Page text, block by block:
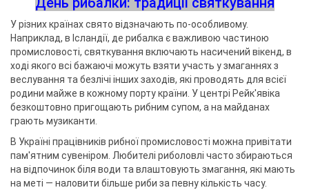
У різних країнах свято відзначають по-особливому.
Наприклад, в Ісландії, де рибалка є важливою частиною
промисловості, святкування включають насичений вікенд, в
ході якого всі бажаючі можуть взяти участь у змаганнях з
веслування та безлічі інших заходів, які проводять для всієї
родини майже в кожному порту країни. У центрі Рейк'явіка
безкоштовно пригощають рибним супом, а на майданах
грають музиканти.
В Україні працівників рибної промисловості можна привітати
пам'ятним сувеніром. Любителі риболовлі часто збираються
на відпочинок біля води та влаштовують змагання, які мають
на меті — наловити більше риби за певну кількість часу.